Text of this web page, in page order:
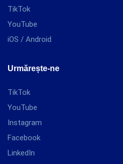
TikTok
YouTube
iOS / Android
Urmărește-ne
TikTok
YouTube
Instagram
Facebook
LinkedIn